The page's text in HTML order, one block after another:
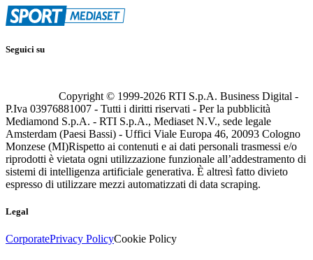
Seguici su
Copyright © 1999-2026 RTI S.p.A. Business Digital -
P.Iva 03976881007 - Tutti i diritti riservati - Per la pubblicità
Mediamond S.p.A. - RTI S.p.A., Mediaset N.V., sede legale
Amsterdam (Paesi Bassi) - Uffici Viale Europa 46, 20093 Cologno
Monzese (MI)Rispetto ai contenuti e ai dati personali trasmessi e/o
riprodotti è vietata ogni utilizzazione funzionale all’addestramento di
sistemi di intelligenza artificiale generativa. È altresì fatto divieto
espresso di utilizzare mezzi automatizzati di data scraping.
Legal
CorporatePrivacy PolicyCookie Policy